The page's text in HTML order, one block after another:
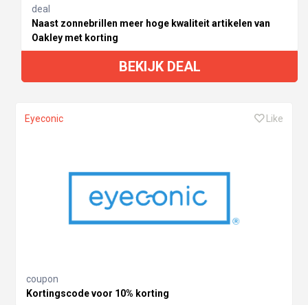
deal
Naast zonnebrillen meer hoge kwaliteit artikelen van
Oakley met korting
BEKIJK DEAL
Eyeconic Like
coupon
Kortingscode voor 10% korting